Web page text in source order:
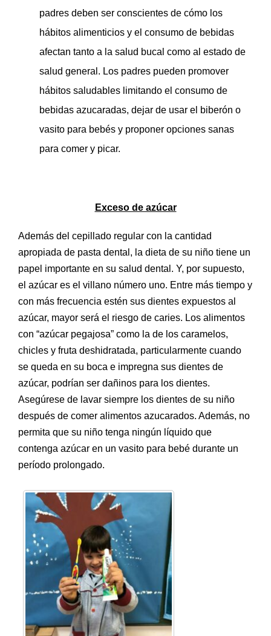
padres deben ser conscientes de cómo los
hábitos alimenticios y el consumo de bebidas
afectan tanto a la salud bucal como al estado de
salud general. Los padres pueden promover
hábitos saludables limitando el consumo de
bebidas azucaradas, dejar de usar el biberón o
vasito para bebés y proponer opciones sanas
para comer y picar.
Exceso de azúcar
Además del cepillado regular con la cantidad
apropiada de pasta dental, la dieta de su niño tiene un
papel importante en su salud dental. Y, por supuesto,
el azúcar es el villano número uno. Entre más tiempo y
con más frecuencia estén sus dientes expuestos al
azúcar, mayor será el riesgo de caries. Los alimentos
con “azúcar pegajosa” como la de los caramelos,
chicles y fruta deshidratada, particularmente cuando
se queda en su boca e impregna sus dientes de
azúcar, podrían ser dañinos para los dientes.
Asegúrese de lavar siempre los dientes de su niño
después de comer alimentos azucarados. Además, no
permita que su niño tenga ningún líquido que
contenga azúcar en un vasito para bebé durante un
período prolongado.